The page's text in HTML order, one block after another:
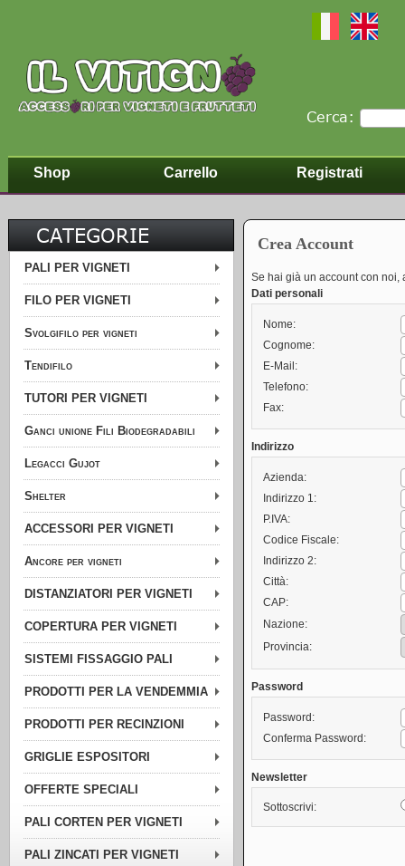
Cerca:
Shop Carrello Registrati
CATEGORIE
PALI PER VIGNETI
FILO PER VIGNETI
Svolgifilo per vigneti
Tendifilo
TUTORI PER VIGNETI
Ganci unione Fili Biodegradabili
Legacci Gujot
Shelter
ACCESSORI PER VIGNETI
Ancore per vigneti
DISTANZIATORI PER VIGNETI
COPERTURA PER VIGNETI
SISTEMI FISSAGGIO PALI
PRODOTTI PER LA VENDEMMIA
PRODOTTI PER RECINZIONI
GRIGLIE ESPOSITORI
OFFERTE SPECIALI
PALI CORTEN PER VIGNETI
PALI ZINCATI PER VIGNETI
Crea Account
Se hai già un account con
Dati personali
Nome:
Cognome:
E-Mail:
Telefono:
Fax:
Indirizzo
Azienda:
Indirizzo 1:
P.IVA:
Codice Fiscale:
Indirizzo 2:
Città:
CAP:
Nazione:
Provincia:
Password
Password:
Conferma Password:
Newsletter
Sottoscrivi: